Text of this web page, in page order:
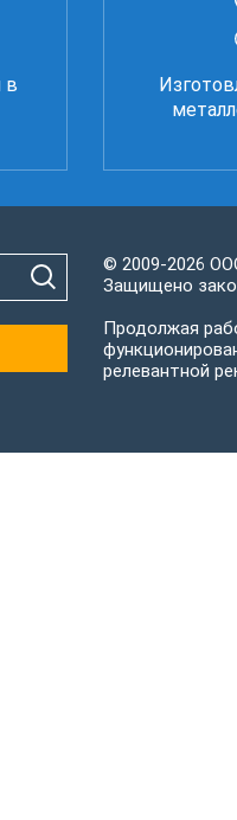
в
© 2009-2026
Защищено
Продолжая
релевантной